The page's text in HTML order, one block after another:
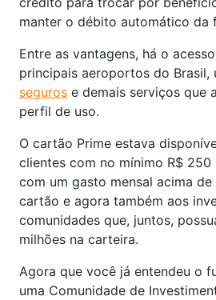
manter o débito automático da
Entre as vantagens, há o
principais aeroportos do Brasil,
seguros e demais serviços que
perfil de uso.
O cartão Prime estava
clientes com no mínimo R$
com um gasto mensal acima de
cartão e agora também aos
comunidades que, juntos,
milhões na carteira.
Agora que você já entendeu o
uma Comunidade de